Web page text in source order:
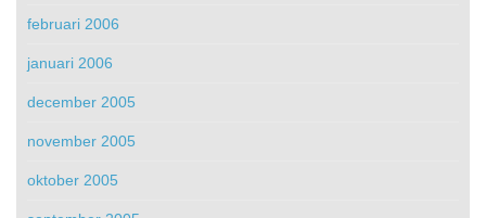
februari 2006
januari 2006
december 2005
november 2005
oktober 2005